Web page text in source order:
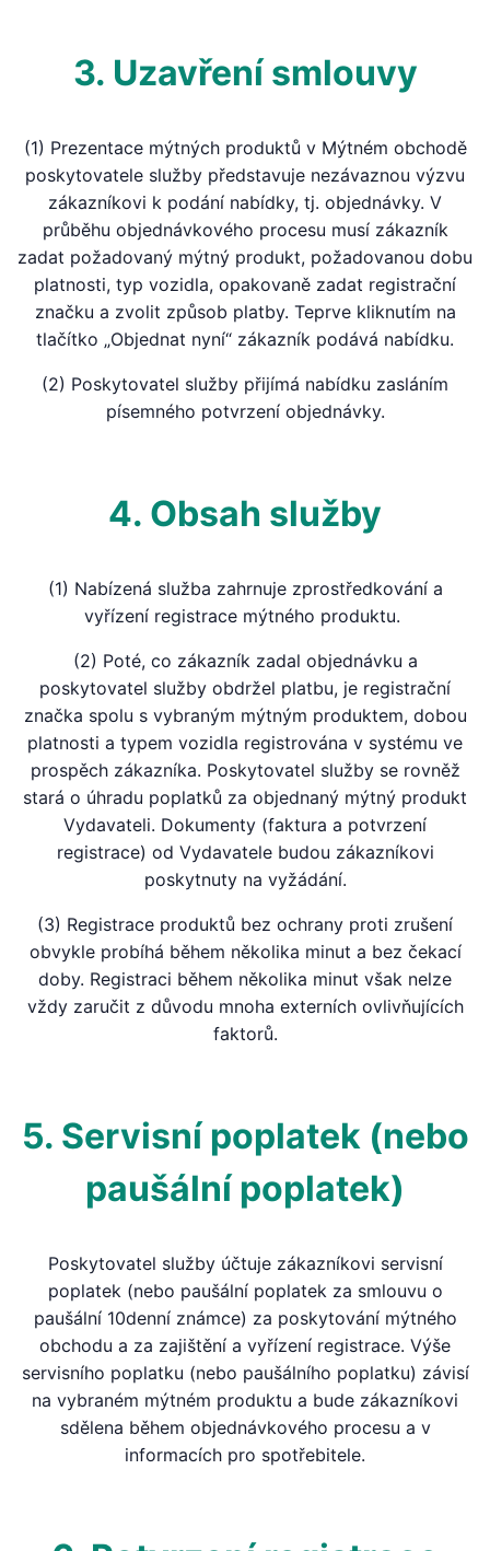
3. Uzavření smlouvy
(1) Prezentace mýtných produktů v Mýtném obchodě
poskytovatele služby představuje nezávaznou výzvu
zákazníkovi k podání nabídky, tj. objednávky. V
průběhu objednávkového procesu musí zákazník
zadat požadovaný mýtný produkt, požadovanou dobu
platnosti, typ vozidla, opakovaně zadat registrační
značku a zvolit způsob platby. Teprve kliknutím na
tlačítko „Objednat nyní“ zákazník podává nabídku.
(2) Poskytovatel služby přijímá nabídku zasláním
písemného potvrzení objednávky.
4. Obsah služby
(1) Nabízená služba zahrnuje zprostředkování a
vyřízení registrace mýtného produktu.
(2) Poté, co zákazník zadal objednávku a
poskytovatel služby obdržel platbu, je registrační
značka spolu s vybraným mýtným produktem, dobou
platnosti a typem vozidla registrována v systému ve
prospěch zákazníka. Poskytovatel služby se rovněž
stará o úhradu poplatků za objednaný mýtný produkt
Vydavateli. Dokumenty (faktura a potvrzení
registrace) od Vydavatele budou zákazníkovi
poskytnuty na vyžádání.
(3) Registrace produktů bez ochrany proti zrušení
obvykle probíhá během několika minut a bez čekací
doby. Registraci během několika minut však nelze
vždy zaručit z důvodu mnoha externích ovlivňujících
faktorů.
5. Servisní poplatek (nebo
paušální poplatek)
Poskytovatel služby účtuje zákazníkovi servisní
poplatek (nebo paušální poplatek za smlouvu o
paušální 10denní známce) za poskytování mýtného
obchodu a za zajištění a vyřízení registrace. Výše
servisního poplatku (nebo paušálního poplatku) závisí
na vybraném mýtném produktu a bude zákazníkovi
sdělena během objednávkového procesu a v
informacích pro spotřebitele.